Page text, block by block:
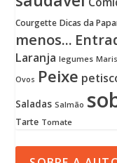
Courgette Dicas da
menos...
Laranja legumes
Ovos Peixe
Saladas Salmão
Tarte Tomate